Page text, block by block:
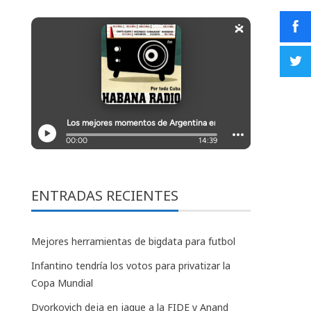
ENTRADAS RECIENTES
Mejores herramientas de bigdata para futbol
Infantino tendría los votos para privatizar la
Copa Mundial
Dvorkovich deja en jaque a la FIDE y Anand